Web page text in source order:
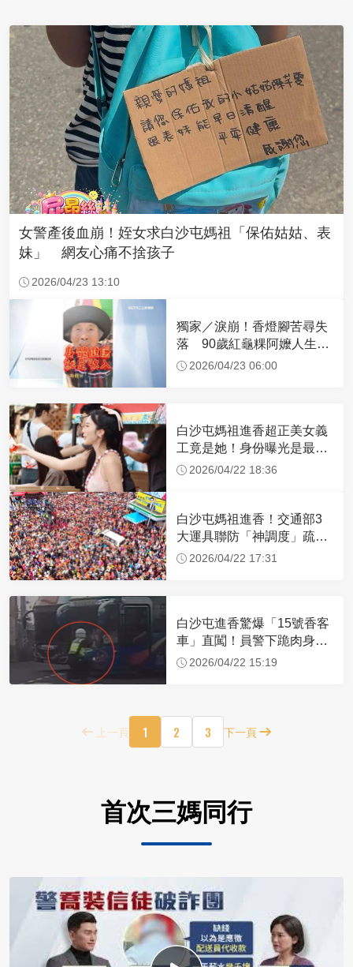
女警產後血崩！姪女求白沙屯媽祖「保佑姑姑、表
妹」 網友心痛不捨孩子
2026/04/23 13:10
獨家／淚崩！香燈腳苦尋失
落 90歲紅龜粿阿嬤人生謝
幕2026/04/23 06:00
白沙屯媽祖進香超正美女義
工竟是她！身份曝光是最美
禮生 一輩子不結婚
2026/04/22 18:36
白沙屯媽祖進香！交通部3
大運具聯防「神調度」疏運
32.1萬創新高
2026/04/22 17:31
白沙屯進香驚爆「15號香客
車」直闖！員警下跪肉身擋
車：讓行人先過
2026/04/22 15:19
上一頁 1 2 3 下一頁
首次三媽同行